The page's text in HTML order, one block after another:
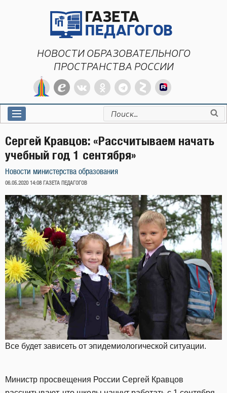
НОВОСТИ ОБРАЗОВАТЕЛЬНОГО
ПРОСТРАНСТВА РОССИИ
Искать:
Сергей Кравцов: «Рассчитываем начать
учебный год 1 сентября»
Новости министерства образования
ОПУБЛИКОВАНО
06.05.2020 14:08 ГАЗЕТА ПЕДАГОГОВ
Все будет зависеть от эпидемиологической ситуации.
Министр просвещения России Сергей Кравцов